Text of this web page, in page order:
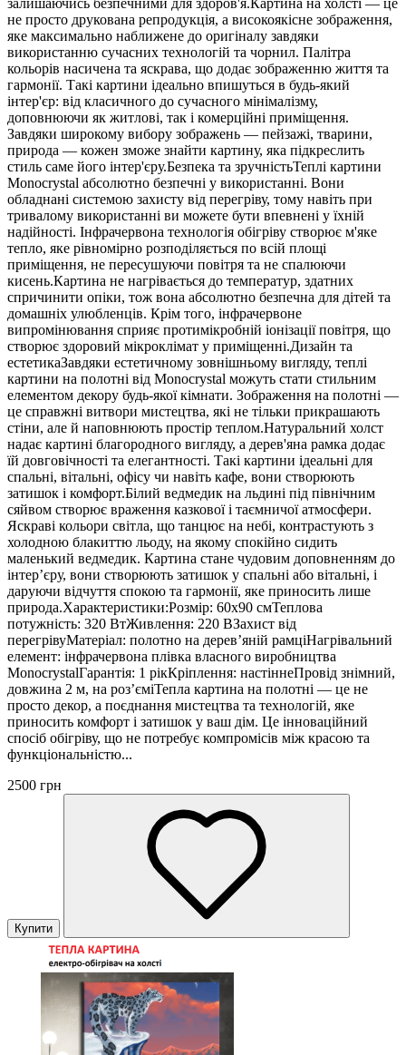
не просто друкована репродукція, а високоякісне зображення,
яке максимально наближене до оригіналу завдяки
використанню сучасних технологій та чорнил. Палітра
кольорів насичена та яскрава, що додає зображенню життя та
гармонії. Такі картини ідеально впишуться в будь-який
інтер'єр: від класичного до сучасного мінімалізму,
доповнюючи як житлові, так і комерційні приміщення.
Завдяки широкому вибору зображень — пейзажі, тварини,
природа — кожен зможе знайти картину, яка підкреслить
стиль саме його інтер'єру.Безпека та зручністьТеплі картини
Monocrystal абсолютно безпечні у використанні. Вони
обладнані системою захисту від перегріву, тому навіть при
тривалому використанні ви можете бути впевнені у їхній
надійності. Інфрачервона технологія обігріву створює м'яке
тепло, яке рівномірно розподіляється по всій площі
приміщення, не пересушуючи повітря та не спалюючи
кисень.Картина не нагрівається до температур, здатних
спричинити опіки, тож вона абсолютно безпечна для дітей та
домашніх улюбленців. Крім того, інфрачервоне
випромінювання сприяє протимікробній іонізації повітря, що
створює здоровий мікроклімат у приміщенні.Дизайн та
естетикаЗавдяки естетичному зовнішньому вигляду, теплі
картини на полотні від Monocrystal можуть стати стильним
елементом декору будь-якої кімнати. Зображення на полотні —
це справжні витвори мистецтва, які не тільки прикрашають
стіни, але й наповнюють простір теплом.Натуральний холст
надає картині благородного вигляду, а дерев'яна рамка додає
їй довговічності та елегантності. Такі картини ідеальні для
спальні, вітальні, офісу чи навіть кафе, вони створюють
затишок і комфорт.Білий ведмедик на льдині під північним
сяйвом створює враження казкової і таємничої атмосфери.
Яскраві кольори світла, що танцює на небі, контрастують з
холодною блакиттю льоду, на якому спокійно сидить
маленький ведмедик. Картина стане чудовим доповненням до
інтер’єру, вони створюють затишок у спальні або вітальні, і
даруючи відчуття спокою та гармонії, яке приносить лише
природа.Характеристики:Розмір: 60х90 смТеплова
потужність: 320 ВтЖивлення: 220 ВЗахист від
перегрівуМатеріал: полотно на дерев’яній рамціНагрівальний
елемент: інфрачервона плівка власного виробництва
MonocrystalГарантія: 1 рікКріплення: настіннеПровід знімний,
довжина 2 м, на роз’єміТепла картина на полотні — це не
просто декор, а поєднання мистецтва та технологій, яке
приносить комфорт і затишок у ваш дім. Це інноваційний
спосіб обігріву, що не потребує компромісів між красою та
функціональністю...
2500 грн
Купити